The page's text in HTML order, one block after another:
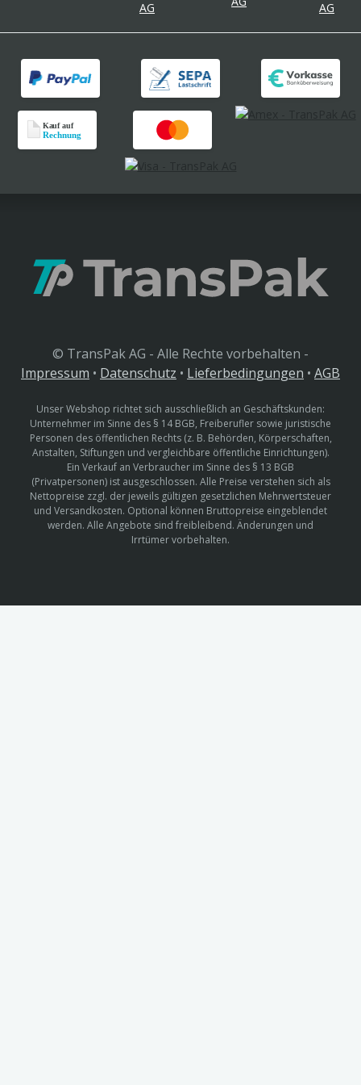
© TransPak AG - Alle Rechte vorbehalten -
Impressum • Datenschutz • Lieferbedingungen • AGB
Unser Webshop richtet sich ausschließlich an Geschäftskunden:
Unternehmer im Sinne des § 14 BGB, Freiberufler sowie juristische
Personen des öffentlichen Rechts (z. B. Behörden, Körperschaften,
Anstalten, Stiftungen und vergleichbare öffentliche Einrichtungen).
Ein Verkauf an Verbraucher im Sinne des § 13 BGB
(Privatpersonen) ist ausgeschlossen. Alle Preise verstehen sich als
Nettopreise zzgl. der jeweils gültigen gesetzlichen Mehrwertsteuer
und Versandkosten. Optional können Bruttopreise eingeblendet
werden. Alle Angebote sind freibleibend. Änderungen und
Irrtümer vorbehalten.